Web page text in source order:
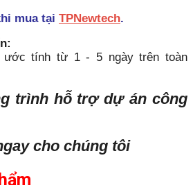
mua tại TPNewtech.
ước tính từ 1 - 5 ngày trên toàn
trình hỗ trợ dự án công
cho chúng tôi